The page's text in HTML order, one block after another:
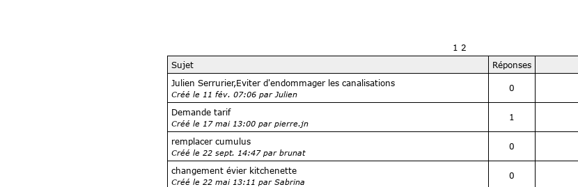
1 2
Sujet
Réponses
Julien Serrurier,Eviter d'endommager les canalisations
Créé le 11 fév. 07:06 par Julien
0
Demande tarif
Créé le 17 mai 13:00 par pierre.jn
1
remplacer cumulus
Créé le 22 sept. 14:47 par brunat
0
changement évier kitchenette
Créé le 22 mai 13:11 par Sabrina
0